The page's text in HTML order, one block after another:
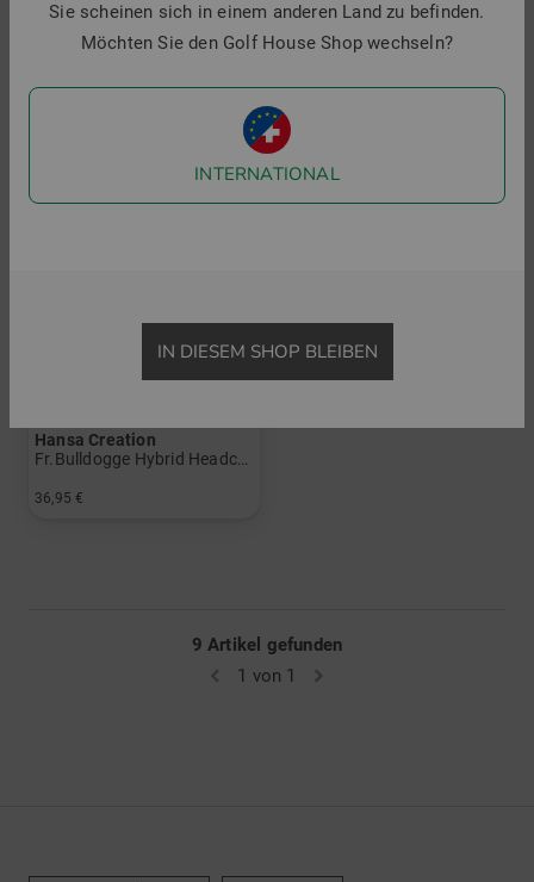
59,95 €
in: Einheitsgröße
49,95 €
in: Einheitsgröße
Hansa Creation
Fr.Bulldogge Hybrid Headcover
36,95 €
9 Artikel gefunden
1 von 1
Sie scheinen sich in einem anderen Land zu befinden.
Möchten Sie den Golf House Shop wechseln?
INTERNATIONAL
IN DIESEM SHOP BLEIBEN